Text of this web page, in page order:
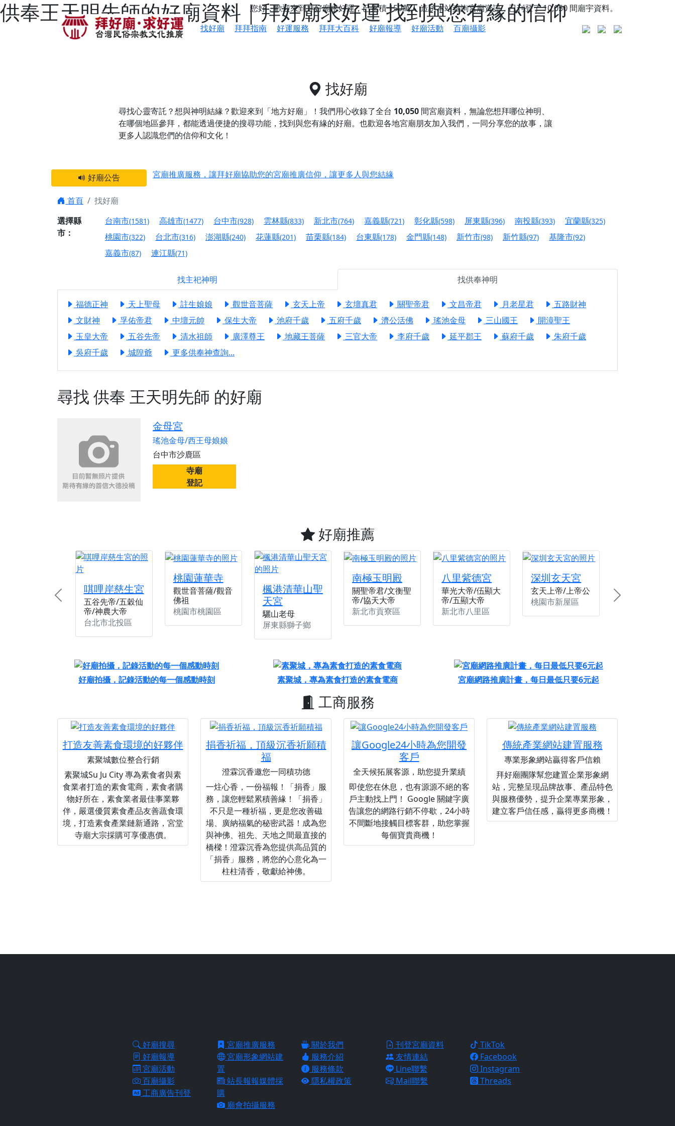
供奉王天明先師的好廟資料｜拜好廟求好運 找到與您有緣的信仰
您好，歡迎來到拜好廟求好運，已累積150萬人造訪本站查詢宮廟資訊，已刊登了10,050 間廟宇資料。
找好廟
拜拜指南 好運服務 拜拜大百科 好廟報導 好廟活動 百廟攝影
找好廟
尋找心靈寄託？想與神明結緣？歡迎來到「地方好廟」！我們用心收錄了全台 10,050 間宮廟資料，無論您想拜哪位神明、
在哪個地區參拜，都能透過便捷的搜尋功能，找到與您有緣的好廟。 也歡迎各地宮廟朋友加入我們，一同分享您的故事，讓
更多人認識您們的信仰和文化！
好廟公告
宮廟推廣服務，讓拜好廟協助您的宮廟推廣信仰，讓更多人與您結緣
【台北北投 唭哩岸慈生宮】慶讚中元普渡法會，誠摯邀請您一同參與，為自己與家人累積福德、祈求平安好運
【屏東縣獅子鄉 楓港清華山聖天宮】驪山母娘聖誕暨中元普渡大法會，誠邀十方善信大德，一同回到母娘慈悲座前，祈福納祥、慎
終追遠、廣植福田
【桃園市 桃園蓮華寺】盂蘭盆中元報恩法會，這場法會不只是超薦與普渡，更是一份對祖先的感恩、對親人的思念，也是為家人祈
【桃園龜山 慈恩宮】丙午年梁皇寶懺法會，一念虔誠禮寶懺，一分懺悔植福田，誠邀十方善信大德共同參與。
【新北貢寮 南極玉明殿】中元普渡大法會，誠摯歡迎十方善信大德隨喜贊普，為祖先親眷祈求安息，也為自身與家人累積福德、種
下善緣。
【桃園慈善宮(天公廟)】中元普渡交給專業的來，省時省力又積福！「玉皇大帝 大天尊」 親自坐鎮主法！幫你累積的功德福報自然
是「超級加倍」！
【台北北投 福慶宮】慶讚中元普渡法會，誠摯邀請十方善信大德，一同回到北投土地公埔，祈願闔家平安、地方祥和、福運綿長。
【桃園龜山 慈恩宮】丙午年慶讚中元普渡法會，正是讓我們用善念與功德，迴向冥陽兩利、闔家平安的殊勝因緣。
【新北八里 紫德宮】丙午年中元普渡讚普超薦法會，普施眾生・慎終追遠・廣植福田
【台北北投金虎爺會】父親節陪爸爸一起闖關趣，邀請大小朋友一起留下珍貴的家庭回憶
【新北八里 紫德宮】父親節奉茶感恩活動，一杯茶，一份心意；一句感謝，一生難忘。
【桃園新屋 深圳玄天宮】農曆七月擴大犒軍科儀，吉祥月不只有普渡祈福，也有一份感謝守護的虔誠心意
【桃園新屋 深圳玄天宮】七娘媽聖誕祝壽慶典，誠摯邀請十方善信大德攜家帶眷前來參香，共同向七娘媽祝壽祈福
【桃園慈善宮(天公廟)】虎爺元帥 開光大典，祈求虎爺神威護持，庇佑闔家平安、財運亨通、事業順遂、百邪退散。
首頁
找好廟
選擇縣
市：
台南市(1581) 高雄市(1477) 台中市(928) 雲林縣(833) 新北市(764) 嘉義縣(721) 彰化縣(598) 屏東縣(396) 南投縣(393) 宜蘭縣(325)
桃園市(322) 台北市(316) 澎湖縣(240) 花蓮縣(201) 苗栗縣(184) 台東縣(178) 金門縣(148) 新竹市(98) 新竹縣(97) 基隆市(92)
嘉義市(87) 連江縣(71)
找主祀神明 找供奉神明
福德正神 天上聖母 註生娘娘 觀世音菩薩 玄天上帝 玄壇真君 關聖帝君 文昌帝君 月老星君
五路財神
文財神
孚佑帝君 中壇元帥 保生大帝 池府千歲 五府千歲 濟公活佛 瑤池金母 三山國王
開漳聖王
玉皇大帝
五谷先帝 清水祖師 廣澤尊王 地藏王菩薩 三官大帝 李府千歲 延平郡王 蘇府千歲
朱府千歲
吳府千歲
城隍爺 更多供奉神查詢...
尋找 供奉 王天明先師 的好廟
金母宮
瑤池金母/西王母娘娘
台中市沙鹿區
寺廟
登記
好廟推薦
唭哩岸慈生宮
五谷先帝/五穀仙
帝/神農大帝
台北市北投區
桃園蓮華寺
觀世音菩薩/觀音
佛祖
桃園市桃園區
楓港清華山聖
天宮
驪山老母
屏東縣獅子鄉
南極玉明殿
關聖帝君/文衡聖
帝/協天大帝
新北市貢寮區
八里紫德宮
華光大帝/伍顯大
帝/五顯大帝
新北市八里區
深圳玄天宮
玄天上帝/上帝公
桃園市新屋區
Previous Next
好廟拍攝，記錄活動的每一個感動時刻 素聚城，專為素食打造的素食電商 宮廟網路推廣計畫，每日最低只要6元起
工商服務
打造友善素食環境的好夥伴
素聚城數位整合行銷
素聚城Su Ju City 專為素食者與素
食業者打造的素食電商，素食者購
物好所在，素食業者最佳事業夥
伴，嚴選優質素食產品友善蔬食環
境，打造素食產業鏈新通路，宮堂
寺廟大宗採購可享優惠價。
捐香祈福，頂級沉香祈願積
福
澄霖沉香邀您一同積功德
一炷心香，一份福報！「捐香」服
務，讓您輕鬆累積善緣！「捐香」
不只是一種祈福，更是您改善磁
場、廣納福氣的秘密武器！成為您
與神佛、祖先、天地之間最直接的
橋樑！澄霖沉香為您提供高品質的
「捐香」服務，將您的心意化為一
柱柱清香，敬獻給神佛。
讓Google24小時為您開發
客戶
全天候拓展客源，助您提升業績
即使您在休息，也有源源不絕的客
戶主動找上門！ Google 關鍵字廣
告讓您的網路行銷不停歇，24小時
不間斷地接觸目標客群，助您掌握
每個寶貴商機！
傳統產業網站建置服務
專業形象網站贏得客戶信賴
拜好廟團隊幫您建置企業形象網
站，完整呈現品牌故事、產品特色
與服務優勢，提升企業專業形象，
建立客戶信任感，贏得更多商機！
好廟搜尋
好廟報導
宮廟活動
百廟攝影
工商廣告刊登
宮廟推廣服務
宮廟形象網站建
置
站長報報媒體採
購
廟會拍攝服務
關於我們
服務介紹
服務條款
隱私權政策
刊登宮廟資料
友情連結
Line聯繫
Mail聯繫
TikTok
Facebook
Instagram
Threads